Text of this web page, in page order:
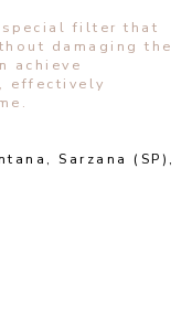
special filter that
damaging the
achieve
effectively
Sarzana (SP),